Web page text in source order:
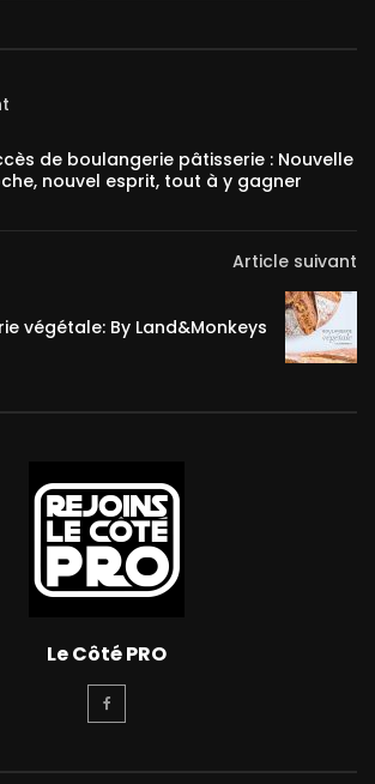
de boulangerie pâtisserie : Nouvelle
nouvel esprit, tout à y gagner
Article suivant
végétale: By Land&Monkeys
Le Côté PRO